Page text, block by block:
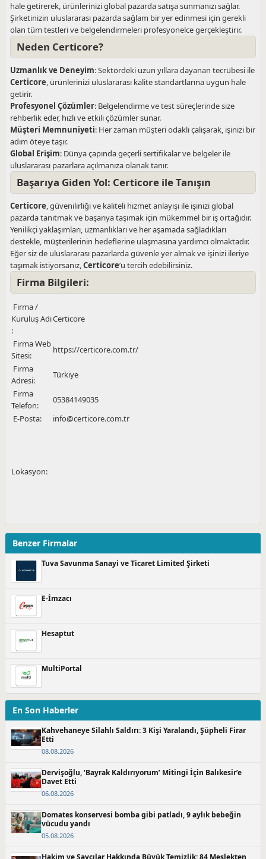
Benzer Firmalar
Tuva Savunma Sanayi ve Ticaret Limited Şirketi
E-İmzacı
Hesaptut
MultiPortal
En Son Haberler
Kahvehaneye Silahlı Saldırı: 3 Kişi Yaralandı, Şüpheli Firar
Etti
08.08.2026
Dervişoğlu, ‘Bayrak Kaldırıyorum’ Mitingi İçin Balıkesir’e
Davet Etti
06.08.2026
Domates konservesi bomba gibi patladı, 9 aylık bebeğin
vücudu yandı
05.08.2026
Hakim ve Savcılar Hakkında Büyük Temizlik: 84 Meslekten
hale getirerek, ürünlerinizi global pazarda satışa sunmanızı sağlar.
Şirketinizin uluslararası pazarda sağlam bir yer edinmesi için gerekli
olan tüm testleri ve belgelendirmeleri profesyonelce gerçekleştirir.
Neden Certicore?
Uzmanlık ve Deneyim: Sektördeki uzun yıllara dayanan tecrübesi ile
Certicore, ürünlerinizi uluslararası kalite standartlarına uygun hale
getirir.
Profesyonel Çözümler: Belgelendirme ve test süreçlerinde size
rehberlik eder, hızlı ve etkili çözümler sunar.
Müşteri Memnuniyeti: Her zaman müşteri odaklı çalışarak, işinizi bir
adım öteye taşır.
Global Erişim: Dünya çapında geçerli sertifikalar ve belgeler ile
uluslararası pazarlara açılmanıza olanak tanır.
Başarıya Giden Yol: Certicore ile Tanışın
Certicore, güvenilirliği ve kaliteli hizmet anlayışı ile işinizi global
pazarda tanıtmak ve başarıya taşımak için mükemmel bir iş ortağıdır.
Yenilikçi yaklaşımları, uzmanlıkları ve her aşamada sağladıkları
destekle, müşterilerinin hedeflerine ulaşmasına yardımcı olmaktadır.
Eğer siz de uluslararası pazarlarda güvenle yer almak ve işinizi ileriye
taşımak istiyorsanız,Certicore’u tercih edebilirsiniz.
Firma Bilgileri:
Firma /
Kuruluş Adı
:
Certicore
Firma Web
Sitesi:
https://certicore.com.tr/
Firma
Adresi:
Türkiye
Firma
Telefon:
05384149035
E-Posta:
info@certicore.com.tr
Lokasyon: